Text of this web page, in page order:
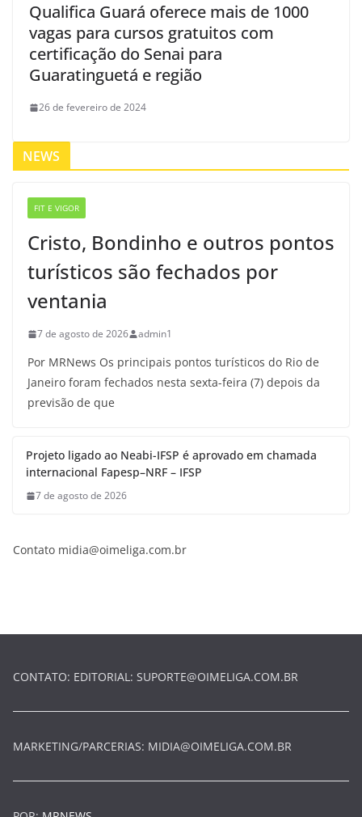
Qualifica Guará oferece mais de 1000
vagas para cursos gratuitos com
certificação do Senai para
Guaratinguetá e região
26 de fevereiro de 2024
NEWS
FIT E VIGOR
Cristo, Bondinho e outros pontos
turísticos são fechados por
ventania
7 de agosto de 2026 admin1
Por MRNews Os principais pontos turísticos do Rio de
Janeiro foram fechados nesta sexta-feira (7) depois da
previsão de que
Projeto ligado ao Neabi-IFSP é aprovado em chamada
internacional Fapesp–NRF – IFSP
7 de agosto de 2026
Contato midia@oimeliga.com.br
CONTATO: EDITORIAL: SUPORTE@OIMELIGA.COM.BR
MARKETING/PARCERIAS: MIDIA@OIMELIGA.COM.BR